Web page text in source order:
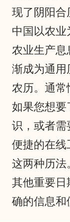
现了阴阳合
中国以农业
农业生产息
渐成为通用
农历。通常
如果您想要
识，或者需
便捷的在线
这两种历法
其他重要日
确的信息和